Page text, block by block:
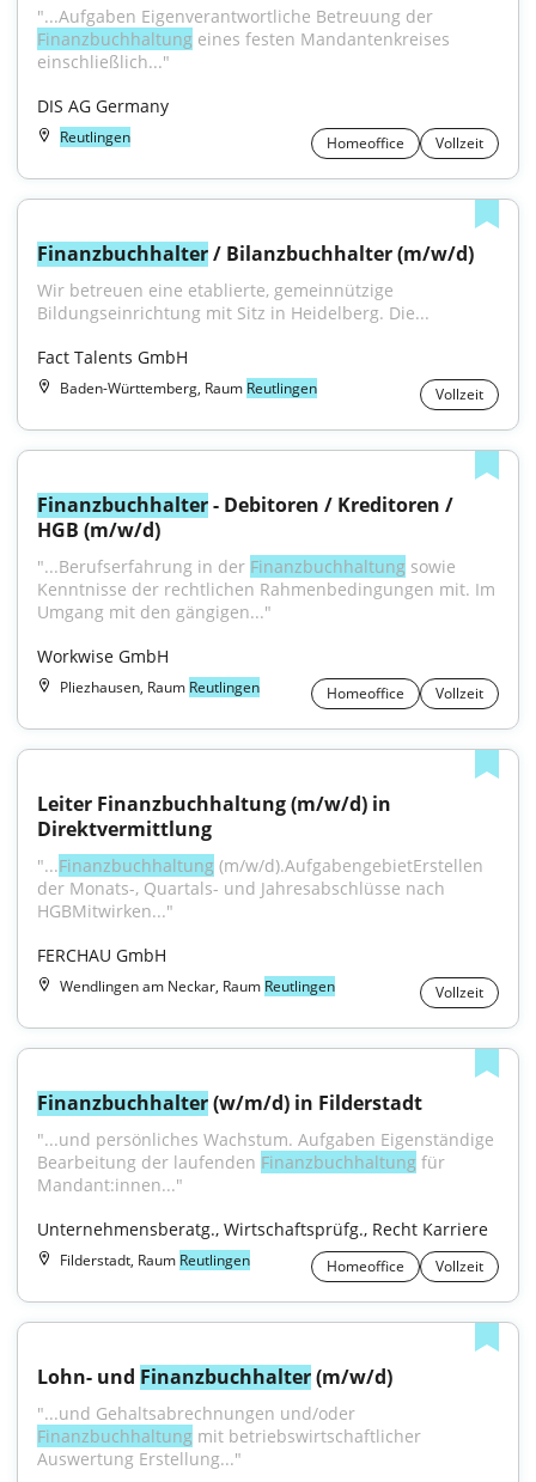
Finanzbuchhaltung eines festen Mandantenkreises
einschließlich..."
DIS AG Germany
Reutlingen Homeoffice Vollzeit
Finanzbuchhalter / Bilanzbuchhalter (m/w/d)
Wir betreuen eine etablierte, gemeinnützige
Bildungseinrichtung mit Sitz in Heidelberg. Die...
Fact Talents GmbH
Baden-Württemberg, Raum Reutlingen Vollzeit
Finanzbuchhalter - Debitoren / Kreditoren /
HGB (m/w/d)
"...Berufserfahrung in der Finanzbuchhaltung sowie
Kenntnisse der rechtlichen Rahmenbedingungen mit. Im
Umgang mit den gängigen..."
Workwise GmbH
Pliezhausen, Raum Reutlingen Homeoffice Vollzeit
Leiter Finanzbuchhaltung (m/w/d) in
Direktvermittlung
"...Finanzbuchhaltung (m/w/d).AufgabengebietErstellen
der Monats-, Quartals- und Jahresabschlüsse nach
HGBMitwirken..."
FERCHAU GmbH
Wendlingen am Neckar, Raum Reutlingen Vollzeit
Finanzbuchhalter (w/m/d) in Filderstadt
"...und persönliches Wachstum. Aufgaben Eigenständige
Bearbeitung der laufenden Finanzbuchhaltung für
Mandant:innen..."
Unternehmensberatg., Wirtschaftsprüfg., Recht Karriere
Filderstadt, Raum Reutlingen Homeoffice Vollzeit
Lohn- und Finanzbuchhalter (m/w/d)
Finanzbuchhaltung mit betriebswirtschaftlicher
Auswertung Erstellung..."